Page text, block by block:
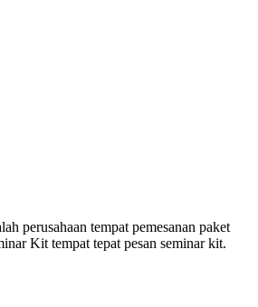
perusahaan tempat pemesanan paket
Kit tempat tepat pesan seminar kit.